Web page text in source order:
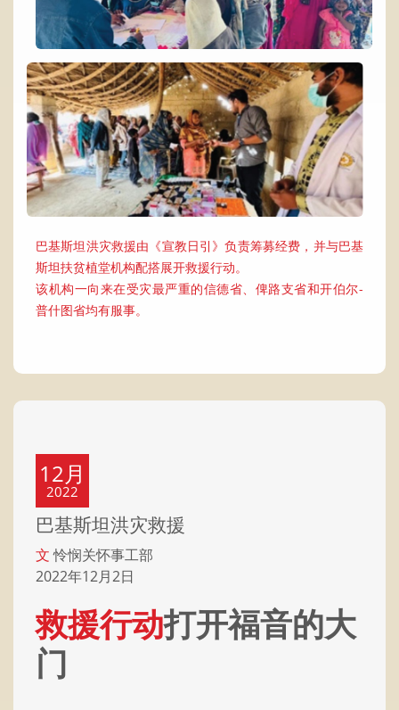
巴基斯坦洪灾救援由《宣教日引》负责筹募经费，并与巴基
斯坦扶贫植堂机构配搭展开救援行动。
该机构一向来在受灾最严重的信德省、俾路支省和开伯尔-
普什图省均有服事。
12月
2022
巴基斯坦洪灾救援
文怜悯关怀事工部
2022年12月2日
救援行动打开福音的大
门